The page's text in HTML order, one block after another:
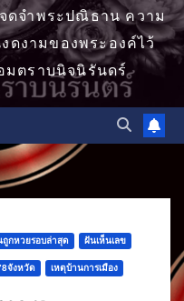
ดจำพระปณิธาน ความ
ดงามของพระองค์ไว้
มตราบนิจนิรันดร์
กหวยรอบล่าสุด ฝันเห็นเลข
จังหวัด เหตุบ้านการเมือง